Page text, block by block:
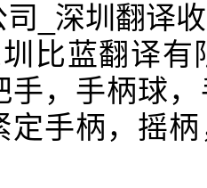
_深圳翻译
比蓝翻译
手，手柄球
定手柄，摇